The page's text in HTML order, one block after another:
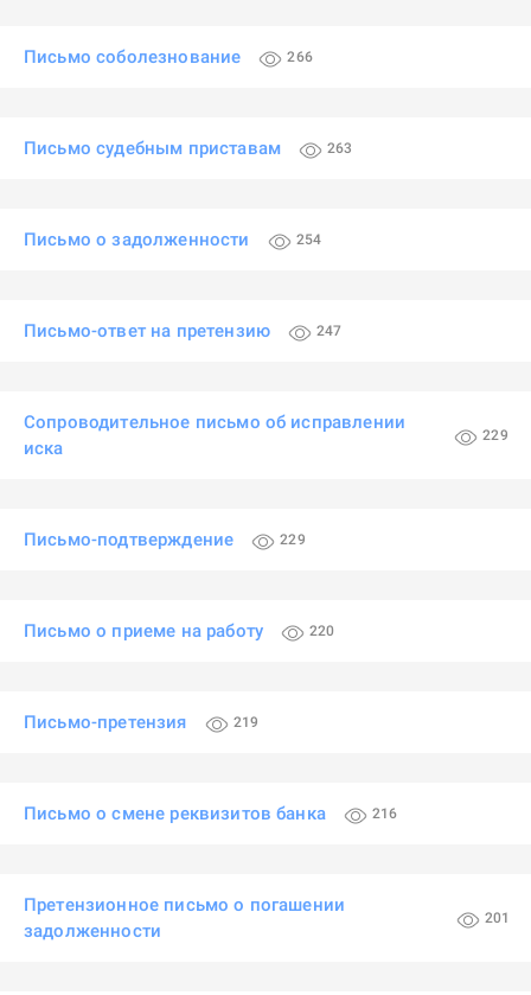
Письмо соболезнование 266
Письмо судебным приставам 263
Письмо о задолженности 254
Письмо-ответ на претензию 247
Сопроводительное письмо об исправлении
иска
229
Письмо-подтверждение 229
Письмо о приеме на работу 220
Письмо-претензия 219
Письмо о смене реквизитов банка 216
Претензионное письмо о погашении
задолженности
201